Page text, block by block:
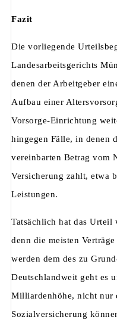
Fazit
Die vorliegende
Landesarbeitsgerichts
denen der Arbeitgeber
Aufbau einer
Vorsorge-Einrichtung
hingegen Fälle, in denen
vereinbarten Betrag vom
Versicherung zahlt, etwa
Leistungen.
Tatsächlich hat das Urteil
denn die meisten
werden dem des zu
Deutschlandweit geht es
Milliardenhöhe, nicht nur
Sozialversicherung